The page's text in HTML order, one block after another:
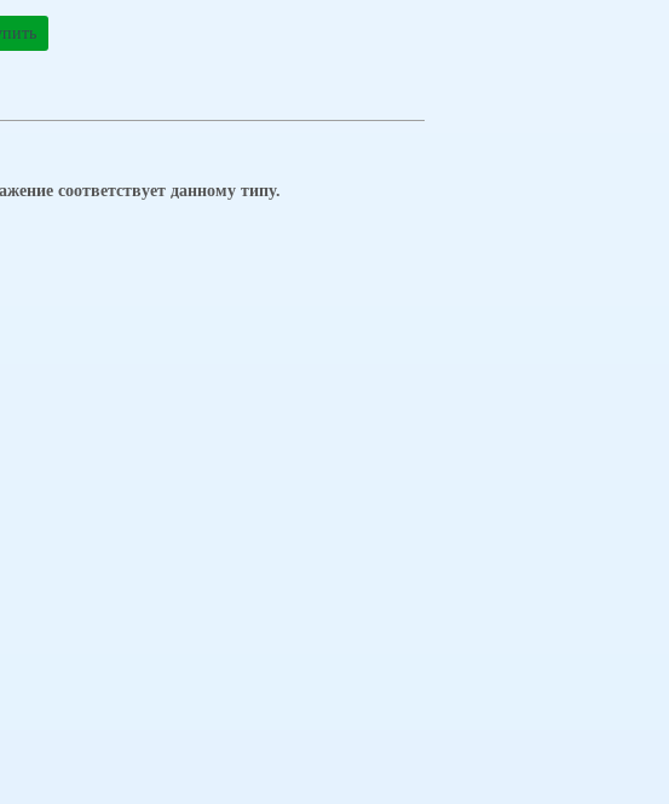
соответствует данному типу.